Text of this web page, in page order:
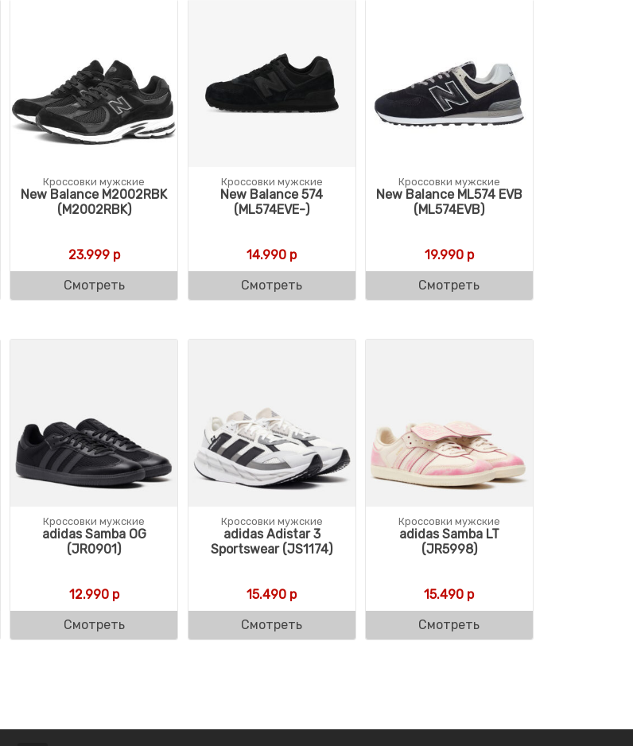
Кроссовки мужские
New Balance M2002RBK
(M2002RBK)
23.999р
Смотреть
Кроссовки мужские
New Balance 574
(ML574EVE-)
14.990 р
Смотреть
Кроссовки мужские
New Balance ML574 EVB
(ML574EVB)
19.990р
Смотреть
Кроссовки мужские
adidas Samba OG
(JR0901)
12.990р
Смотреть
Кроссовки мужские
adidas Adistar 3
Sportswear (JS1174)
15.490 р
Смотреть
Кроссовки мужские
adidas Samba LT
(JR5998)
15.490 р
Смотреть